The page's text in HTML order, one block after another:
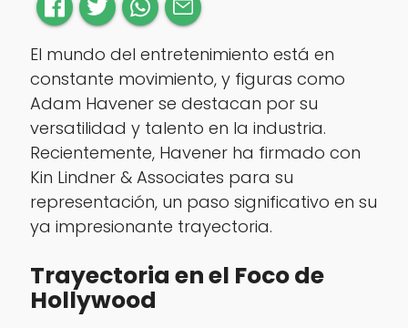
El mundo del entretenimiento está en
constante movimiento, y figuras como
Adam Havener se destacan por su
versatilidad y talento en la industria.
Recientemente, Havener ha firmado con
Kin Lindner & Associates para su
representación, un paso significativo en su
ya impresionante trayectoria.
Trayectoria en el Foco de
Hollywood